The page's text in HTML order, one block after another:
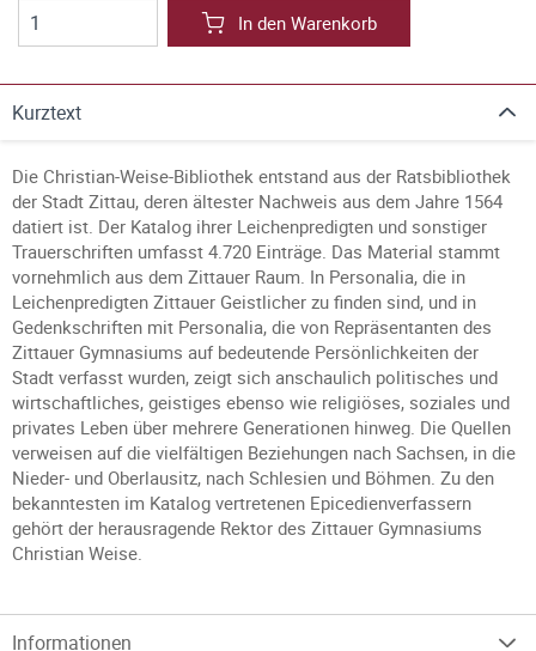
In den Warenkorb
Kurztext
Die Christian-Weise-Bibliothek entstand aus der Ratsbibliothek
der Stadt Zittau, deren ältester Nachweis aus dem Jahre 1564
datiert ist. Der Katalog ihrer Leichenpredigten und sonstiger
Trauerschriften umfasst 4.720 Einträge. Das Material stammt
vornehmlich aus dem Zittauer Raum. In Personalia, die in
Leichenpredigten Zittauer Geistlicher zu finden sind, und in
Gedenkschriften mit Personalia, die von Repräsentanten des
Zittauer Gymnasiums auf bedeutende Persönlichkeiten der
Stadt verfasst wurden, zeigt sich anschaulich politisches und
wirtschaftliches, geistiges ebenso wie religiöses, soziales und
privates Leben über mehrere Generationen hinweg. Die Quellen
verweisen auf die vielfältigen Beziehungen nach Sachsen, in die
Nieder- und Oberlausitz, nach Schlesien und Böhmen. Zu den
bekanntesten im Katalog vertretenen Epicedienverfassern
gehört der herausragende Rektor des Zittauer Gymnasiums
Christian Weise.
Informationen